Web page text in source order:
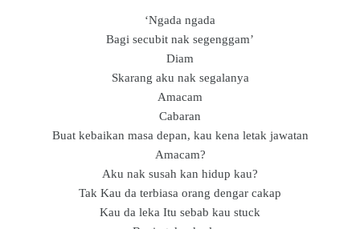
‘Ngada ngada
Bagi secubit nak segenggam’
Diam
Skarang aku nak segalanya
Amacam
Cabaran
Buat kebaikan masa depan, kau kena letak jawatan
Amacam?
Aku nak susah kan hidup kau?
Tak Kau da terbiasa orang dengar cakap
Kau da leka Itu sebab kau stuck